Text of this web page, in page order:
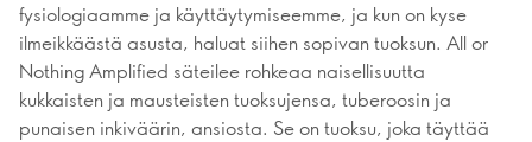
fysiologiaamme ja käyttäytymiseemme, ja kun on kyse
ilmeikkäästä asusta, haluat siihen sopivan tuoksun. All or
Nothing Amplified säteilee rohkeaa naisellisuutta
kukkaisten ja mausteisten tuoksujensa, tuberoosin ja
punaisen inkiväärin, ansiosta. Se on tuoksu, joka täyttää